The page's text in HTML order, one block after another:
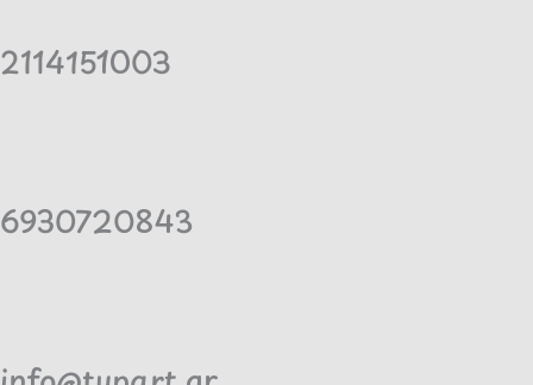
2114151003
6930720843